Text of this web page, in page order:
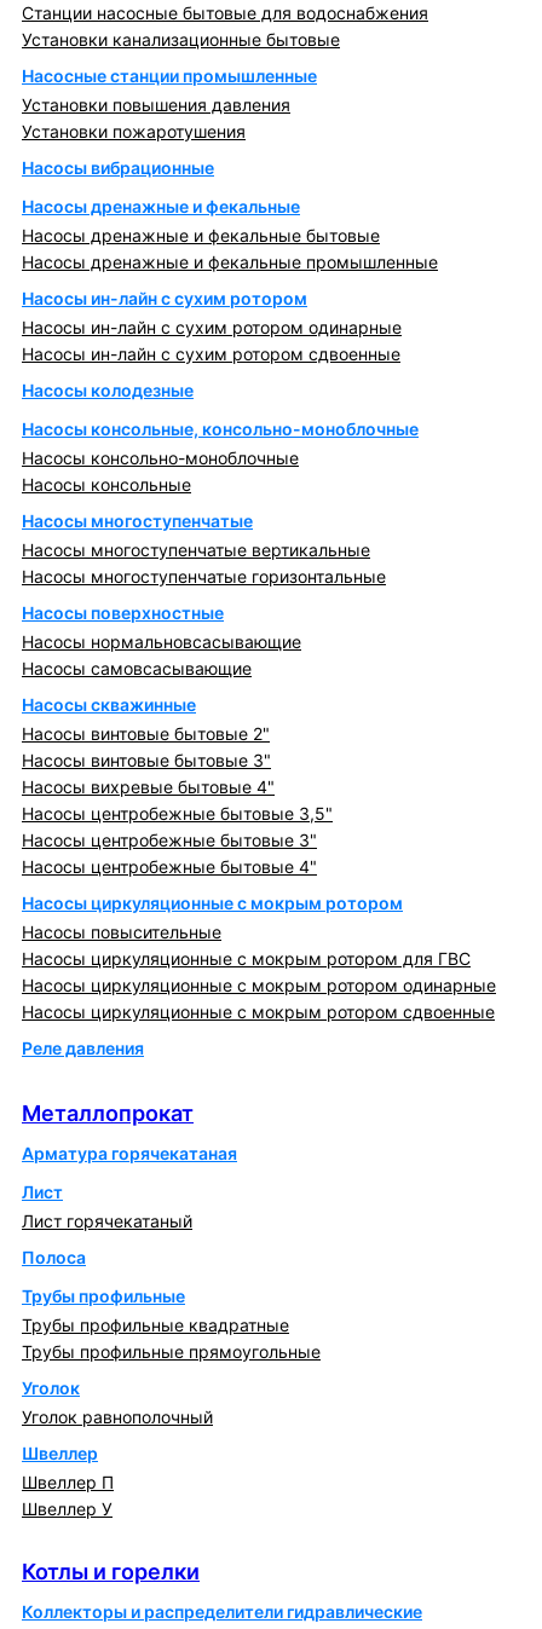
Станции насосные бытовые для водоснабжения
Установки канализационные бытовые
Насосные станции промышленные
Установки повышения давления
Установки пожаротушения
Насосы вибрационные
Насосы дренажные и фекальные
Насосы дренажные и фекальные бытовые
Насосы дренажные и фекальные промышленные
Насосы ин-лайн с сухим ротором
Насосы ин-лайн с сухим ротором одинарные
Насосы ин-лайн с сухим ротором сдвоенные
Насосы колодезные
Насосы консольные, консольно-моноблочные
Насосы консольно-моноблочные
Насосы консольные
Насосы многоступенчатые
Насосы многоступенчатые вертикальные
Насосы многоступенчатые горизонтальные
Насосы поверхностные
Насосы нормальновсасывающие
Насосы самовсасывающие
Насосы скважинные
Насосы винтовые бытовые 2"
Насосы винтовые бытовые 3"
Насосы вихревые бытовые 4"
Насосы центробежные бытовые 3,5"
Насосы центробежные бытовые 3"
Насосы центробежные бытовые 4"
Насосы циркуляционные с мокрым ротором
Насосы повысительные
Насосы циркуляционные с мокрым ротором для ГВС
Насосы циркуляционные с мокрым ротором одинарные
Насосы циркуляционные с мокрым ротором сдвоенные
Реле давления
Металлопрокат
Арматура горячекатаная
Лист
Лист горячекатаный
Полоса
Трубы профильные
Трубы профильные квадратные
Трубы профильные прямоугольные
Уголок
Уголок равнополочный
Швеллер
Швеллер П
Швеллер У
Котлы и горелки
Коллекторы и распределители гидравлические